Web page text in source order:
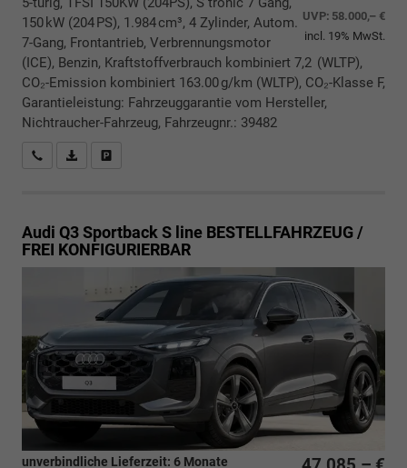
UVP: 58.000,– €
incl. 19% MwSt.
150 kW (204 PS), 1.984 cm³, 4 Zylinder, Autom.
7-Gang, Frontantrieb, Verbrennungsmotor
(ICE), Benzin, Kraftstoffverbrauch kombiniert 7,2 (WLTP),
CO₂-Emission kombiniert 163.00 g/km (WLTP), CO₂-Klasse F,
Garantieleistung: Fahrzeuggarantie vom Hersteller,
Nichtraucher-Fahrzeug, Fahrzeugnr.: 39482
Rückrufbitte absenden
PDF-Datei, Fahrzeugexposé drucken
Audi Q3 Sportback S line BESTELLFAHRZEUG /
FREI KONFIGURIERBAR
unverbindliche Lieferzeit: 6 Monate